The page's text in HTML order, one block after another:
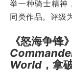
举一种骑士精神
同类作品。评级
《怒海争锋
World，拿